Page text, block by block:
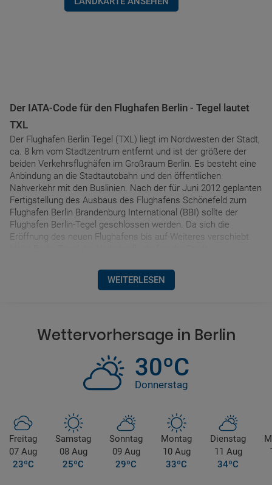
Der IATA-Code für den Flughafen Berlin - Tegel lautet
TXL
Der Flughafen Berlin Tegel (TXL) liegt im Nordwesten der Stadt,
ca. 8 km vom Stadtzentrum entfernt und ist der größere der
beiden Verkehrsflughäfen im Großraum Berlin. Es besteht eine
Anbindung an die Stadtautobahn und den öffentlichen
Nahverkehr mit den Buslinien. Nach der für Juni 2012 geplanten
Fertigstellung des Ausbaus des Flughafens Schönefeld zum
Flughafen Berlin Brandenburg International (BBI) sollte der
Flughafen Berlin-Tegel geschlossen werden. Da sich die
Eröffnung des neuen Flughafens bis auf Weiteres verschiebt
WEITERLESEN
Wettervorhersage in Berlin
30ºC
Donnerstag
Freitag
07 Aug
23ºC
Samstag
08 Aug
25ºC
Sonntag
09 Aug
29ºC
Montag
10 Aug
33ºC
Dienstag
11 Aug
34ºC